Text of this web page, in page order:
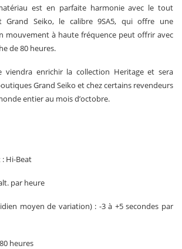
est en parfaite harmonie avec le tout
Grand Seiko, le calibre 9SA5, qui offre une
mouvement à haute fréquence peut offrir avec
de 80 heures.
viendra enrichir la collection Heritage et sera
Grand Seiko et chez certains revendeurs
entier au mois d’octobre.
Hi-Beat
par heure
moyen de variation) : -3 à +5 secondes par
heures